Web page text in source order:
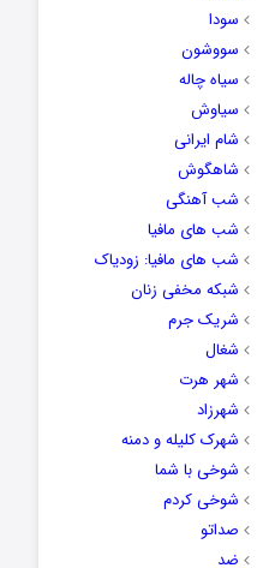
سودا
سووشون
سیاه چاله
سیاوش
شام ایرانی
شاهگوش
شب آهنگی
شب های مافیا
شب های مافیا: زودیاک
شبکه مخفی زنان
شریک جرم
شغال
شهر هرت
شهرزاد
شهرک کلیله و دمنه
شوخی با شما
شوخی کردم
صداتو
ضد